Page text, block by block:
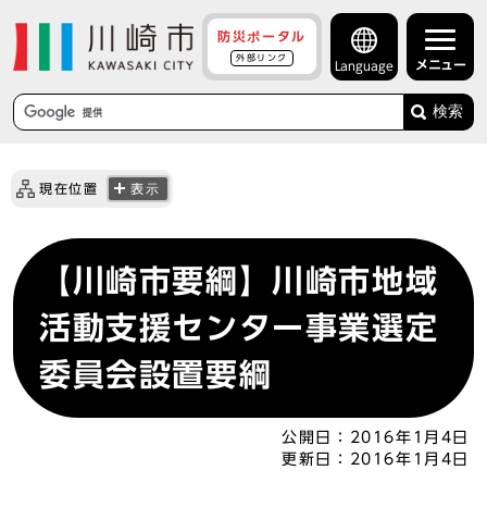
防災ポータル
外部リンク
Language メニュー
検索
現在位置 表示
【川崎市要綱】川崎市地域
活動支援センター事業選定
委員会設置要綱
公開日：
2016年1月4日
更新日：
2016年1月4日